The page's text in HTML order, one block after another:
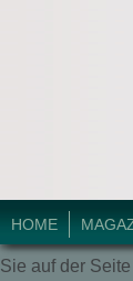
HOME© 2018 Krimi-
Sie auf der